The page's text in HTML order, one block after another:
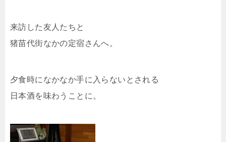
来訪した友人たちと
猪苗代街なかの定宿さんへ。
夕食時になかなか手に入らないとされる
日本酒を味わうことに。